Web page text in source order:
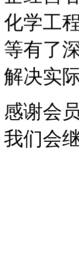
化学工
等有了
解决实
感谢会
我们会